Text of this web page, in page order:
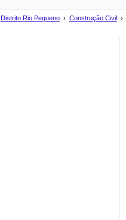
Distrito Rio Pequeno › Construção Civil ›